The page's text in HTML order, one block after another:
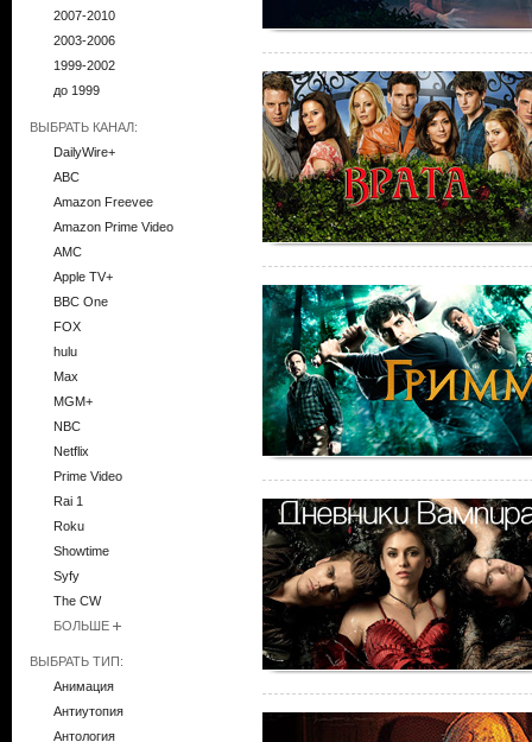
2007-2010
2003-2006
1999-2002
до 1999
ВЫБРАТЬ КАНАЛ:
DailyWire+
ABC
Amazon Freevee
Amazon Prime Video
AMC
Apple TV+
BBC One
FOX
hulu
Max
MGM+
NBC
Netflix
Prime Video
Rai 1
Roku
Showtime
Syfy
The CW
БОЛЬШЕ
ВЫБРАТЬ ТИП:
Анимация
Антиутопия
Антология